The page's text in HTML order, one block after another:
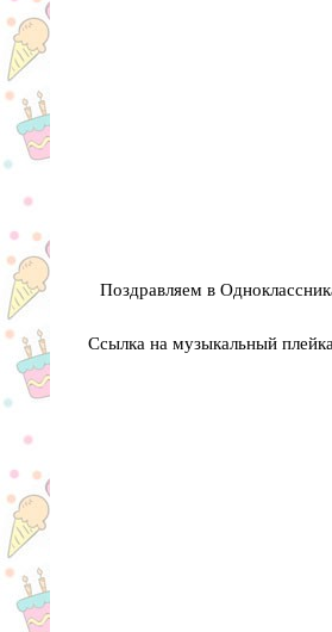
Поздравляем в
Ссылка на музыкальный